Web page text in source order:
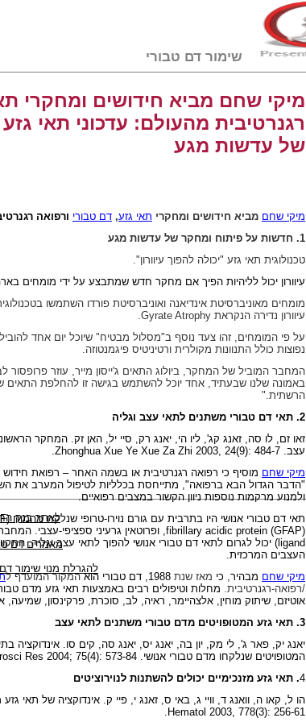
מיקי שחם מביא חידושים ומחקרי
של עדשות מגע
מיקי שחם מביא חידושים ומחקרי תאי גזע, דם טבורי ורפואה
1. חדשות על פיתוח ומחקר של עדשות מגע
טכנולוגית תאי גזע "יכולה להפוך עיוורון".
עיוורון יכול לליהיות הפיך אם מחקר חדש שמתבצע על ידי מומחים
מומחים מאוניברסיטת אינדיאנה ואוניברסיטת פורדו השתמשו
עיוורון נדירה הנקראת Gyrate Atrophy
על פי המומחים, זהו צעד נוסף ב"מסלול מבטיח" שיוכל יום אחד
נפוצות כולל התנוונות מקולרית ורטיניטיס פיגמנטוזה.
המחבר המוביל של המחקר, ביולוג התאים ג'ייסון מייר, עוזר
באמונה שלנו שבעתיד, אחד יוכל להשתמש בגישה זו להחלפת התאים
הרשתית."
2. תאי דם טבורי משתנים לתאי עצב וגליה
זאו זם, לו סה, זאנג קג', ליו הי, יאנג רק, סיי יל, האן זק. המחקר
עצב. Zhonghua Xue Ye Xue Za Zhi 2003, 24(9): 484-7
מיקי שחם מוסיף כי רפואה רגנרטיבית או בשמה האחר – רפואת
"הדבר הגדול הבא ברפואה", מתייחסת בכלליות לטיפול המערב את
ולמנוע מרקמות נוספות ניוון הקשור במצבים רפואיים.
תאי דם טבורי אנושי היו בתרבית עם גורם נוירו-טרופי שנלקח מהמוח (
fibrillary acidic protein (GFAP) , ופרוטאין גרעיני ספציפי-עצבי.
ligand) יכול לגרום לתאי דם טבורי אנושי להפוך לתאי עצב וגליה.
העצבים המרכזית.
מיקי שחם מבהיר , כי מאז שנת 1988, דם טבורי הוא המקור המועדף ל
/רפואה-רגנרטיבית. מחלות וטיפולים רבים באמצעות תאי גזע מדם
אוטיזם, שיתוק מוחין, אלצהיימר, ראיה, לב, סוכרת, פרקינסון, שמיעה,
3. תאי גזע המטופויטים מדם טבורי משתנים לתאי עצב
יאנג יק, פאר ג', לי מק, יון בה, יאנג יס, יאנג סה, קים סו. אינדוקציה
המטופויטים שנלקחו מדם טבורי אנושי. Res 2004; 75(4): 573-84
4. תאי גזע מזנכימיים יכולים להשתנות לנוירוציטים
הו ל, קאו ה, וואנג ד, וויי ג, באי ס, זאנג י, פיי ק. אינדוקציה של תאי
Hematol 2003, 778(3): 256-61
לאתר בנק
מאמרים דם
להגרלת מנוי שימור